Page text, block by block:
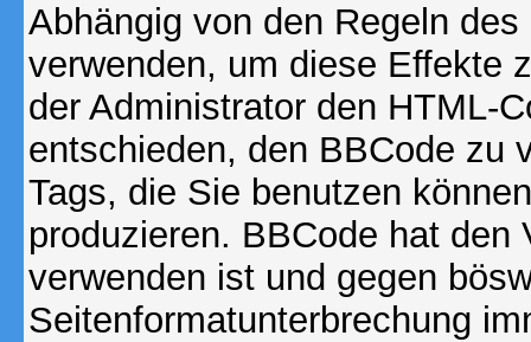
Abhängig von den Regeln
verwenden, um diese Effekte
der Administrator den HTML-
entschieden, den BBCode zu
Tags, die Sie benutzen
produzieren. BBCode hat
verwenden ist und gegen
Seitenformatunterbrechung